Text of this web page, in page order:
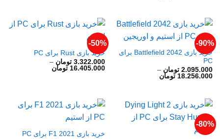
43.980.000 تومان
90%-
خرید بازی Battlefield 2042 برای
PC
2.095.000 تومان –
18.256.000 تومانمحدوده
18.256.000 تومان
50%-
خرید بازی Rust برای PC
3.322.000 تومان –
16.405.000 تومانمحدوده
80%-
خرید بازی F1 2021 برای PC